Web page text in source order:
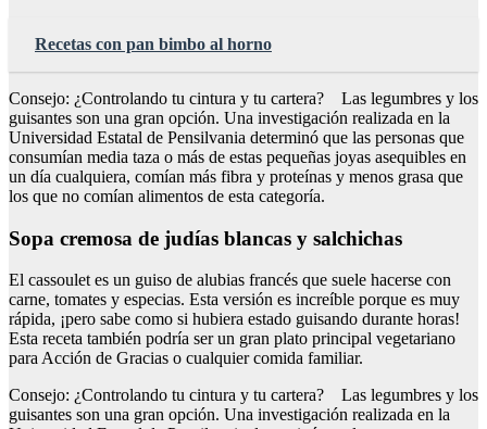
Recetas con pan bimbo al horno
Consejo: ¿Controlando tu cintura y tu cartera? Las legumbres y los
guisantes son una gran opción. Una investigación realizada en la
Universidad Estatal de Pensilvania determinó que las personas que
consumían media taza o más de estas pequeñas joyas asequibles en
un día cualquiera, comían más fibra y proteínas y menos grasa que
los que no comían alimentos de esta categoría.
Sopa cremosa de judías blancas y salchichas
El cassoulet es un guiso de alubias francés que suele hacerse con
carne, tomates y especias. Esta versión es increíble porque es muy
rápida, ¡pero sabe como si hubiera estado guisando durante horas!
Esta receta también podría ser un gran plato principal vegetariano
para Acción de Gracias o cualquier comida familiar.
Consejo: ¿Controlando tu cintura y tu cartera? Las legumbres y los
guisantes son una gran opción. Una investigación realizada en la